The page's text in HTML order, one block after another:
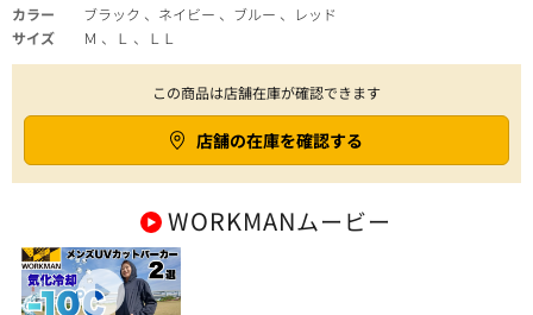
カラー
ブラック 、ネイビー 、ブルー 、レッド
サイズ
Ｍ 、Ｌ 、ＬＬ
この商品は店舗在庫が確認できます
店舗の在庫を確認する
WORKMANムービー